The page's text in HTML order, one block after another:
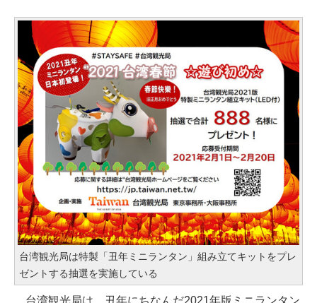
台湾観光局は特製「丑年ミニランタン」組み立てキットをプレ
ゼントする抽選を実施している